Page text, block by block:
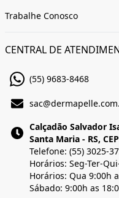
Trabalhe Conosco
CENTRAL DE
(55) 9683-8468
Calçadão Salvador
Santa Maria - RS,
Telefone: (55) 3025-
Horários: Seg-Ter-
Horários: Qua 9:00h
Sábado: 9:00h as